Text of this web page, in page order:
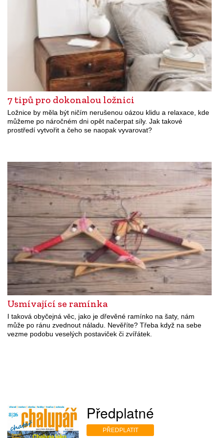
7 tipů pro dokonalou ložnici
Ložnice by měla být ničím nerušenou oázou klidu a relaxace, kde
můžeme po náročném dni opět načerpat síly. Jak takové
prostředí vytvořit a čeho se naopak vyvarovat?
Usmívající se ramínka
I taková obyčejná věc, jako je dřevěné ramínko na šaty, nám
může po ránu zvednout náladu. Nevěříte? Třeba když na sebe
vezme podobu veselých postaviček či zvířátek.
Předplatné
PŘEDPLATIT